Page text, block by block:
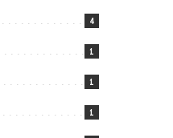
4
1
1
1